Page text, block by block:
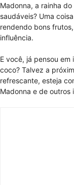
Madonna, a rainha
saudáveis? Uma
rendendo bons
influência.
E você, já pensou
coco? Talvez a
refrescante, esteja
Madonna e de outros